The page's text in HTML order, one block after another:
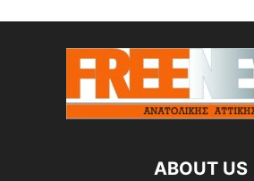
ABOUT US